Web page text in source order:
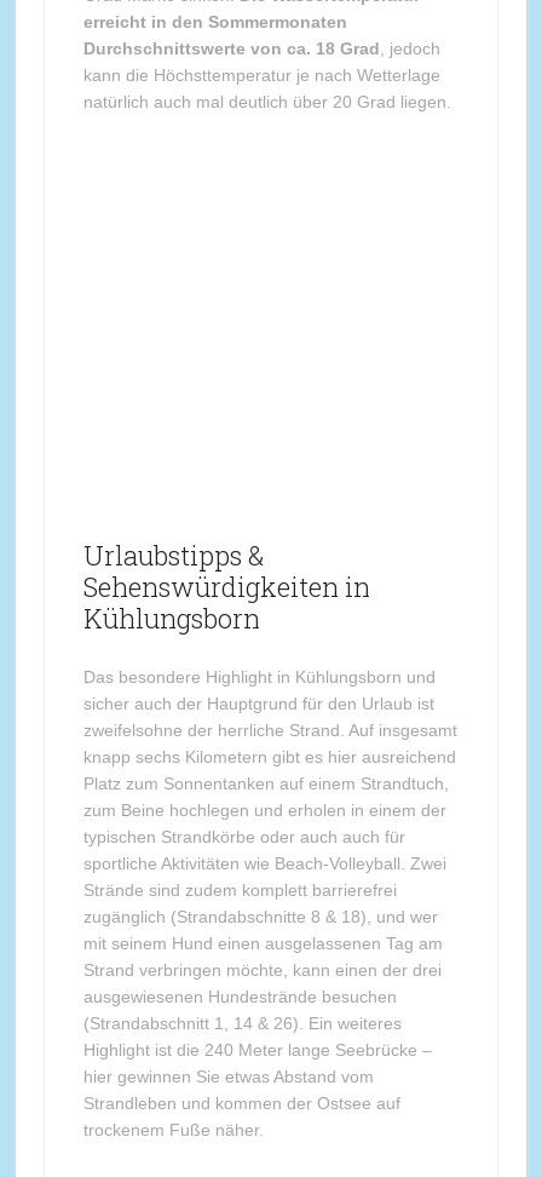
erreicht in den Sommermonaten
Durchschnittswerte von ca. 18 Grad, jedoch
kann die Höchsttemperatur je nach Wetterlage
natürlich auch mal deutlich über 20 Grad liegen.
Urlaubstipps &
Sehenswürdigkeiten in
Kühlungsborn
Das besondere Highlight in Kühlungsborn und
sicher auch der Hauptgrund für den Urlaub ist
zweifelsohne der herrliche Strand. Auf insgesamt
knapp sechs Kilometern gibt es hier ausreichend
Platz zum Sonnentanken auf einem Strandtuch,
zum Beine hochlegen und erholen in einem der
typischen Strandkörbe oder auch auch für
sportliche Aktivitäten wie Beach-Volleyball. Zwei
Strände sind zudem komplett barrierefrei
zugänglich (Strandabschnitte 8 & 18), und wer
mit seinem Hund einen ausgelassenen Tag am
Strand verbringen möchte, kann einen der drei
ausgewiesenen Hundestrände besuchen
(Strandabschnitt 1, 14 & 26). Ein weiteres
Highlight ist die 240 Meter lange Seebrücke –
hier gewinnen Sie etwas Abstand vom
Strandleben und kommen der Ostsee auf
trockenem Fuße näher.